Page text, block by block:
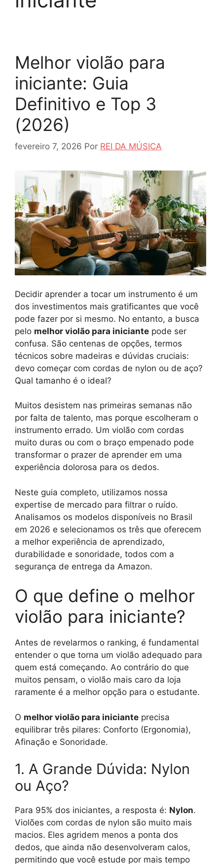
Melhor violão para
iniciante: Guia
Definitivo e Top 3
(2026)
fevereiro 7, 2026 Por REI DA MÚSICA
Decidir aprender a tocar um instrumento é um
dos investimentos mais gratificantes que você
pode fazer por si mesmo. No entanto, a busca
pelo melhor violão para iniciante pode ser
confusa. São centenas de opções, termos
técnicos sobre madeiras e dúvidas cruciais:
devo começar com cordas de nylon ou de aço?
Qual tamanho é o ideal?
Muitos desistem nas primeiras semanas não
por falta de talento, mas porque escolheram o
instrumento errado. Um violão com cordas
muito duras ou com o braço empenado pode
transformar o prazer de aprender em uma
experiência dolorosa para os dedos.
Neste guia completo, utilizamos nossa
expertise de mercado para filtrar o ruído.
Analisamos os modelos disponíveis no Brasil
em 2026 e selecionamos os três que oferecem
a melhor experiência de aprendizado,
durabilidade e sonoridade, todos com a
segurança de entrega da Amazon.
O que define o melhor
violão para iniciante?
Antes de revelarmos o ranking, é fundamental
entender o que torna um violão adequado para
quem está começando. Ao contrário do que
muitos pensam, o violão mais caro da loja
raramente é a melhor opção para o estudante.
O melhor violão para iniciante precisa
equilibrar três pilares: Conforto (Ergonomia),
Afinação e Sonoridade.
1. A Grande Dúvida: Nylon
ou Aço?
Para 95% dos iniciantes, a resposta é: Nylon.
Violões com cordas de nylon são muito mais
macios. Eles agridem menos a ponta dos
dedos, que ainda não desenvolveram calos,
permitindo que você estude por mais tempo